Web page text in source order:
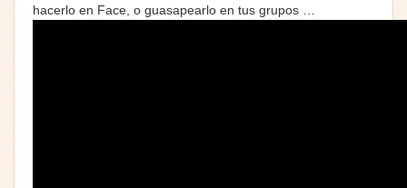
hacerlo en Face, o guasapearlo en tus grupos …